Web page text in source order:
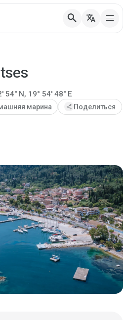
search translate
54" N, 19° 54' 48" E
марина share Поделиться